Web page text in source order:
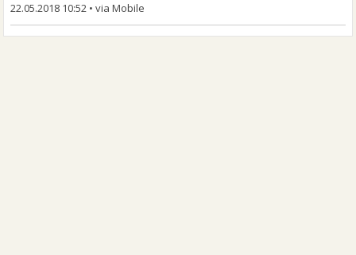
22.05.2018 10:52 •